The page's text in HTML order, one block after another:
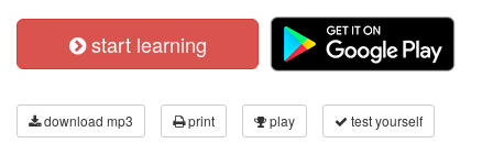
start learning
download mp3 print play test yourself